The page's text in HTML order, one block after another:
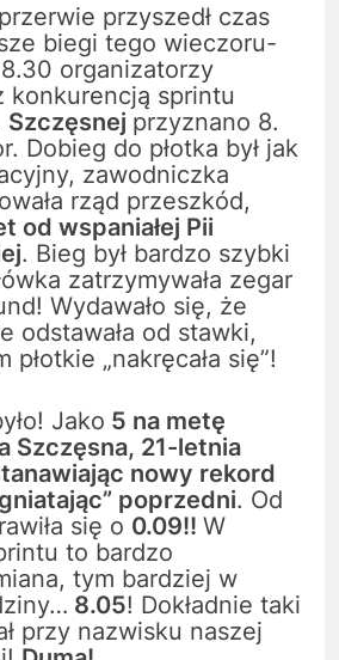
przyszedł czas
biegi tego wieczoru-
organizatorzy
konkurencją sprintu
Szczęsnej przyznano 8.
Dobieg do płotka był jak
zawodniczka
rząd przeszkód,
od wspaniałej Pii
. Bieg był bardzo szybki
zatrzymywała zegar
Wydawało się, że
odstawała od stawki,
„nakręcała się”!
Jako 5 na metę
Szczęsna, 21-letnia
nowy rekord
poprzedni. Od
się o 0.09!! W
to bardzo
tym bardziej w
8.05! Dokładnie taki
przy nazwisku naszej